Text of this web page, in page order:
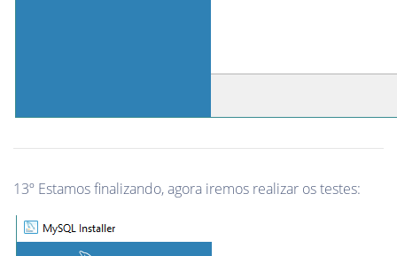
13º Estamos finalizando, agora iremos realizar os testes: